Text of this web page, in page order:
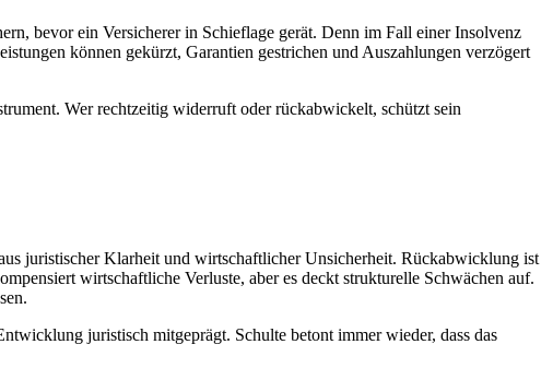
bevor ein Versicherer in Schieflage gerät. Denn im Fall einer Insolvenz
können gekürzt, Garantien gestrichen und Auszahlungen verzögert
Wer rechtzeitig widerruft oder rückabwickelt, schützt sein
juristischer Klarheit und wirtschaftlicher Unsicherheit. Rückabwicklung ist
wirtschaftliche Verluste, aber es deckt strukturelle Schwächen auf.
juristisch mitgeprägt. Schulte betont immer wieder, dass das